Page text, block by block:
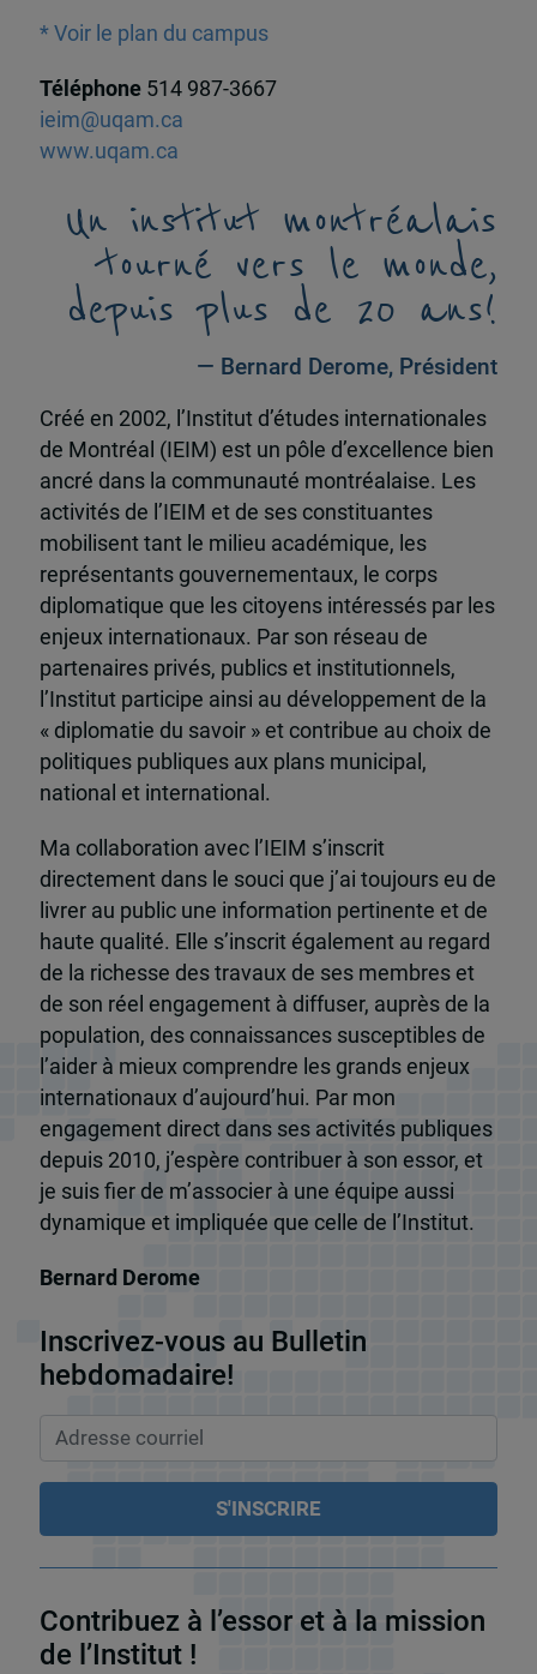
* Voir le plan du campus
Téléphone 514 987-3667
ieim@uqam.ca
www.uqam.ca
Un institut montréalais
tourné vers le monde,
depuis plus de 20 ans!
— Bernard Derome, Président
Créé en 2002, l’Institut d’études internationales
de Montréal (IEIM) est un pôle d’excellence bien
ancré dans la communauté montréalaise. Les
activités de l’IEIM et de ses constituantes
mobilisent tant le milieu académique, les
représentants gouvernementaux, le corps
diplomatique que les citoyens intéressés par les
enjeux internationaux. Par son réseau de
partenaires privés, publics et institutionnels,
l’Institut participe ainsi au développement de la
« diplomatie du savoir » et contribue au choix de
politiques publiques aux plans municipal,
national et international.
Ma collaboration avec l’IEIM s’inscrit
directement dans le souci que j’ai toujours eu de
livrer au public une information pertinente et de
haute qualité. Elle s’inscrit également au regard
de la richesse des travaux de ses membres et
de son réel engagement à diffuser, auprès de la
population, des connaissances susceptibles de
l’aider à mieux comprendre les grands enjeux
internationaux d’aujourd’hui. Par mon
engagement direct dans ses activités publiques
depuis 2010, j’espère contribuer à son essor, et
je suis fier de m’associer à une équipe aussi
dynamique et impliquée que celle de l’Institut.
Bernard Derome
Inscrivez-vous au Bulletin
hebdomadaire!
Contribuez à l’essor et à la mission
de l’Institut !